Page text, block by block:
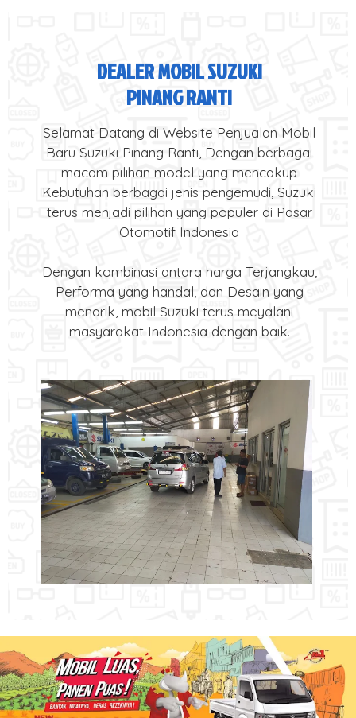
DEALER MOBIL SUZUKI
PINANG RANTI
Selamat Datang di Website Penjualan Mobil
Baru Suzuki Pinang Ranti, Dengan berbagai
macam pilihan model yang mencakup
Kebutuhan berbagai jenis pengemudi, Suzuki
terus menjadi pilihan yang populer di Pasar
Otomotif Indonesia
Dengan kombinasi antara harga Terjangkau,
Performa yang handal, dan Desain yang
menarik, mobil Suzuki terus meyalani
masyarakat Indonesia dengan baik.